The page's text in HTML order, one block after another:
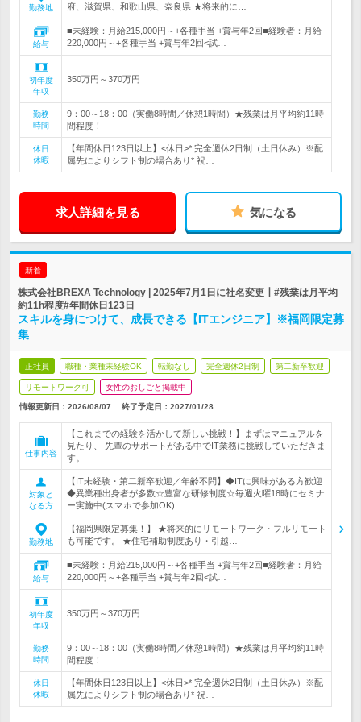
勤務地
府、滋賀県、和歌山県、奈良県 ★将来的に…
給与
■未経験：月給215,000円～+各種手当 +賞与年2回■経験者：月給
220,000円～+各種手当 +賞与年2回<試…
初年度
年収
350万円～370万円
勤務
時間
9：00～18：00（実働8時間／休憩1時間）★残業は月平均約11時
間程度！
休日
休暇
【年間休日123日以上】<休日>* 完全週休2日制（土日休み）※配
属先によりシフト制の場合あり* 祝…
求人詳細を見る 気になる
新着
株式会社BREXA Technology | 2025年7月1日に社名変更┃#残業は月平均
約11h程度#年間休日123日
スキルを身につけて、成長できる【ITエンジニア】※福岡限定募
集
正社員 職種・業種未経験OK 転勤なし 完全週休2日制 第二新卒歓迎
リモートワーク可 女性のおしごと掲載中
情報更新日：2026/08/07 終了予定日： 2027/01/28
仕事内容
【これまでの経験を活かして新しい挑戦！】まずはマニュアルを
見たり、 先輩のサポートがある中でIT業務に挑戦していただきま
す。
対象と
なる方
【IT未経験・第二新卒歓迎／年齢不問】◆ITに興味がある方歓迎
◆異業種出身者が多数☆豊富な研修制度☆毎週火曜18時にセミナ
ー実施中(スマホで参加OK)
勤務地
【福岡県限定募集！】 ★将来的にリモートワーク・フルリモート
も可能です。 ★住宅補助制度あり・引越…
給与
■未経験：月給215,000円～+各種手当 +賞与年2回■経験者：月給
220,000円～+各種手当 +賞与年2回<試…
初年度
年収
350万円～370万円
勤務
時間
9：00～18：00（実働8時間／休憩1時間）★残業は月平均約11時
間程度！
休日
休暇
【年間休日123日以上】<休日>* 完全週休2日制（土日休み）※配
属先によりシフト制の場合あり* 祝…